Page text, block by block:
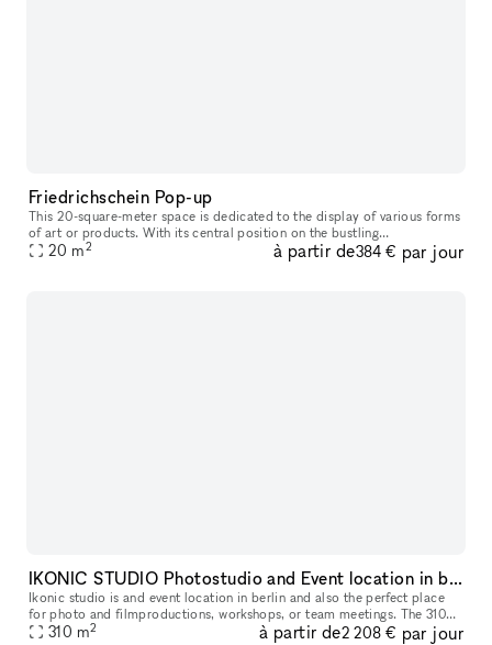
Friedrichschein Pop-up
This 20-square-meter space is dedicated to the display of various forms
of art or products. With its central position on the bustling
Friedrichshain street, lined with stores, cafés, and restaurants,
20 m2 à partir de384 € par jour
IKONIC STUDIO Photostudio and Event location in berlin
Ikonic studio is and event location in berlin and also the perfect place
for photo and filmproductions, workshops, or team meetings. The 310
sqm loft of an old factory building, which can be reached
310 m2 à partir de2 208 € par jour